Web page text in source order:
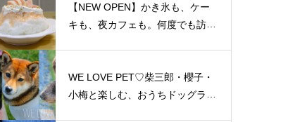
／千々石観光センター／山の駅
ベジドリーム／平野鮮魚／おう
ちカフェマロン／Pao Crepe MI
PARFAIT＠島原半島特集
【NEW OPEN】かき氷も、ケー
キも、夜カフェも。何度でも訪れ
WE LOVE PET♡柴三郎・櫻子・
小梅と楽しむ、おうちドッグラン